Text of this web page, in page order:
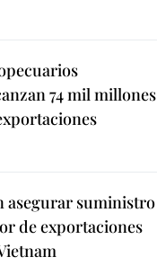
74 mil millones
asegurar suministro
de exportaciones